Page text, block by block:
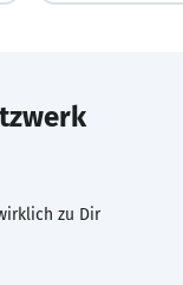
zu Dir